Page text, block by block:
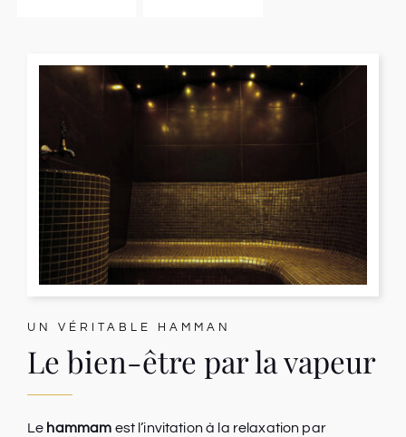
UN VÉRITABLE HAMMAN
Le bien-être par la vapeur
Le hammam est l’invitation à la relaxation par